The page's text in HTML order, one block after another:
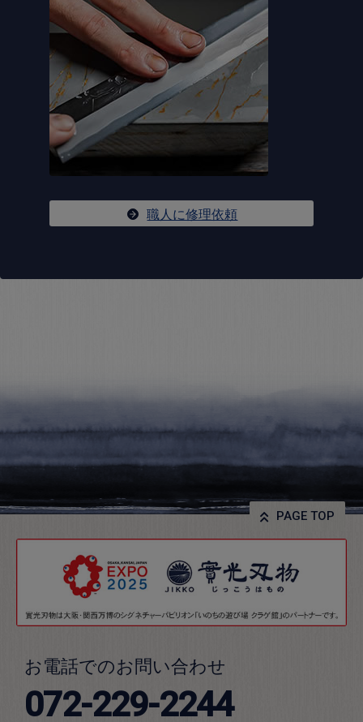
職人に修理依頼
PAGE TOP
お電話でのお問い合わせ
072-229-2244